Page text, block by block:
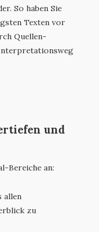
So haben Sie
Texten vor
Quellen-
und
Bereiche an:
allen
zu